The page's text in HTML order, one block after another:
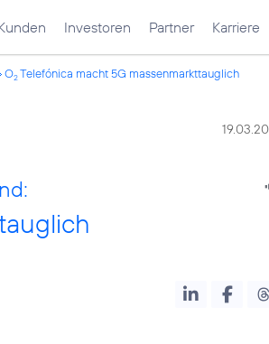
Investoren Partner Karriere
O2Telefónica macht 5G massenmarkttauglich